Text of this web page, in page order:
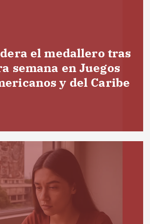
el medallero tras
semana en Juegos
y del Caribe